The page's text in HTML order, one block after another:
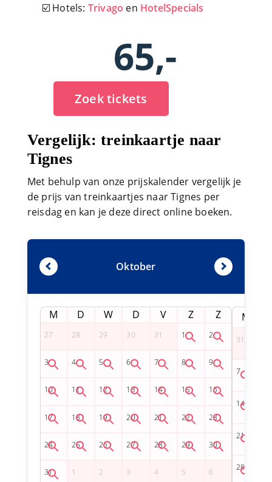
☑️ Hotels: Trivago en HotelSpecials
65,-
Zoek tickets
Vergelijk: treinkaartje naar
Tignes
Met behulp van onze prijskalender vergelijk je
de prijs van treinkaartjes naar Tignes per
reisdag en kan je deze direct online boeken.
Oktober
M D W D V Z Z M